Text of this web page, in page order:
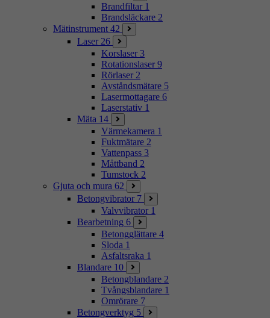
Brandfiltar 1
Brandsläckare 2
Mätinstrument 42
Laser 26
Korslaser 3
Rotationslaser 9
Rörlaser 2
Avståndsmätare 5
Lasermottagare 6
Laserstativ 1
Mäta 14
Värmekamera 1
Fuktmätare 2
Vattenpass 3
Måttband 2
Tumstock 2
Gjuta och mura 62
Betongvibrator 7
Valvvibrator 1
Bearbetning 6
Betongglättare 4
Sloda 1
Asfaltsraka 1
Blandare 10
Betongblandare 2
Tvångsblandare 1
Omrörare 7
Betongverktyg 5